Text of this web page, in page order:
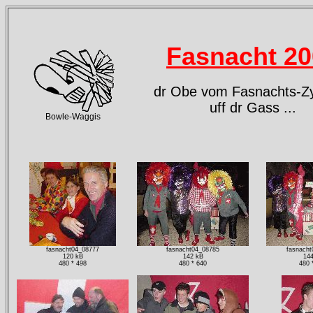
Bowle-Waggis
Fasnacht
dr Obe vom Fasnachts-
uff dr Gass ...
fasnacht04_08777
120 kB
480 * 498
fasnacht04_08785
142 kB
480 * 640
480